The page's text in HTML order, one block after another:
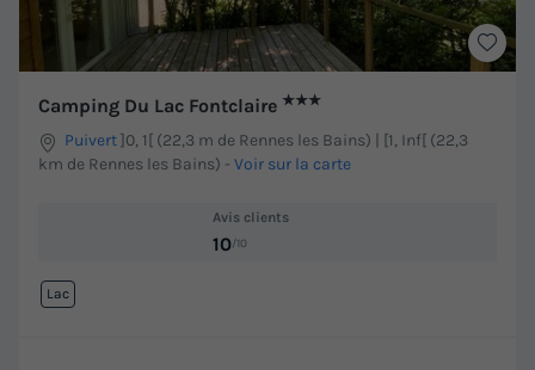
Camping Du Lac Fontclaire ★★★
Puivert]0, 1[ (22,3 m de Rennes les Bains) | [1, Inf[ (22,3
km de Rennes les Bains) - Voir sur la carte
Avis clients
10/10
Lac